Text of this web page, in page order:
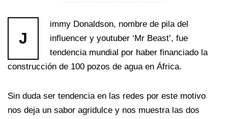
J
immy Donaldson, nombre de pila del
influencer y youtuber ‘Mr Beast’, fue
tendencia mundial por haber financiado la
construcción de 100 pozos de agua en África.
Sin duda ser tendencia en las redes por este motivo
nos deja un sabor agridulce y nos muestra las dos